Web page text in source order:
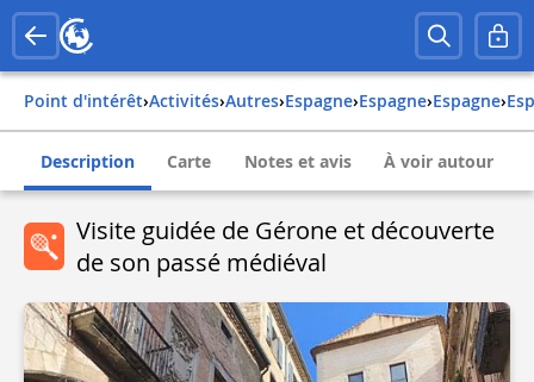
Point d'intérêt› Activités› Autres› espagne› espagne› espagne›
Description Carte Notes et avis À voir autour
Visite guidée de Gérone et découverte
de son passé médiéval